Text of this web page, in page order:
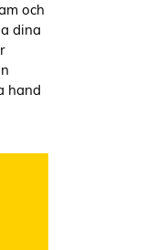
och
dina
hand